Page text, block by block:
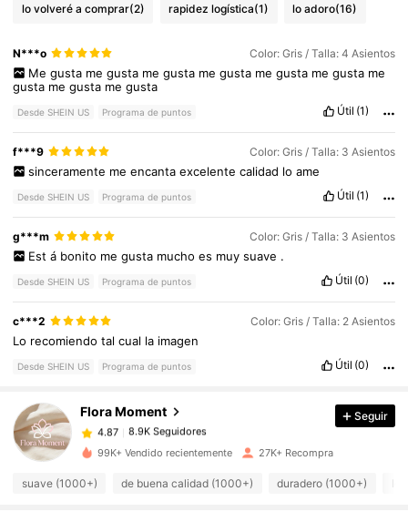
lo volveré a comprar(2) rapidez logística(1) lo adoro(16)
N***o Color: Gris / Talla: 4 Asientos
Me gusta me gusta me gusta me gusta me gusta me gusta me
gusta megusta megusta
Desde SHEIN US Programa de puntos Útil (1)
f***9 Color: Gris / Talla: 3 Asientos
sinceramente me encanta excelente calidad lo ame
Desde SHEIN US Programa de puntos Útil (1)
g***m Color: Gris / Talla: 3 Asientos
Est á bonito me gusta mucho es muy suave .
Desde SHEIN US Programa de puntos Útil (0)
c***2 Color: Gris / Talla: 2 Asientos
Lo recomiendotalcual la imagen
Desde SHEIN US Programa de puntos Útil (0)
Flora Moment
4.87
4.87 8.9K Seguidores
4.87
s***4 pagóHace 1 día
8.9K Seguidores
Seguir
99K+ Vendido recientemente 27K+ Recompra
suave (1000+) de buena calidad (1000+) duradero (1000+) lo